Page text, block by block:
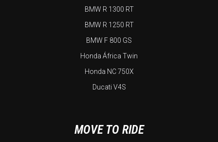
BMW R 1300 RT
BMW R 1250 RT
BMW F 800 GS
Honda África Twin
Honda NC 750X
Ducati V4S
MOVE TO RIDE